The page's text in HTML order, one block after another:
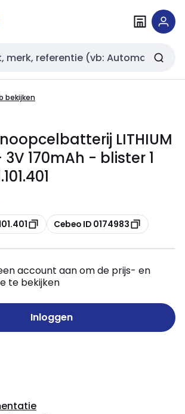
bekijken
LITHIUM
3V 170mAh - blister 1
Kopiëren
Cebeo ID 0174983
account aan om de prijs- en
te bekijken
Inloggen